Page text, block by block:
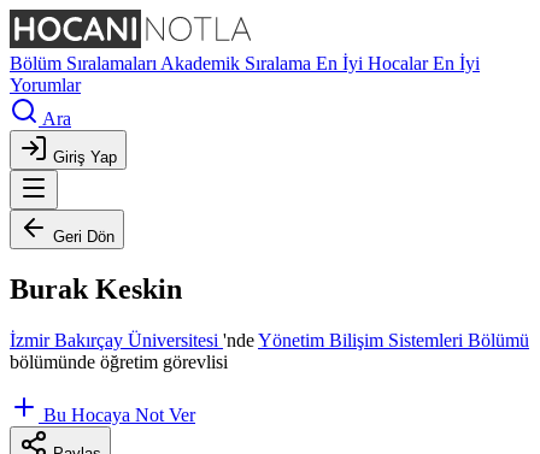
Bölüm Sıralamaları Akademik Sıralama En İyi HocalarEn İyi
Yorumlar
Ara
Giriş Yap
Geri Dön
Burak Keskin
İzmir Bakırçay Üniversitesi 'ndeYönetim Bilişim Sistemleri Bölümü
bölümünde öğretim görevlisi
Bu Hocaya Not Ver